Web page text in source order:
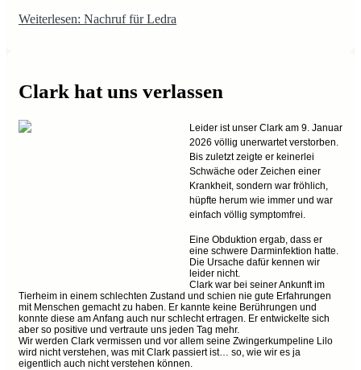
Weiterlesen: Nachruf für Ledra
Clark hat uns verlassen
Leider ist unser Clark am 9. Januar
2026 völlig unerwartet verstorben.
Bis zuletzt zeigte er keinerlei
Schwäche oder Zeichen einer
Krankheit, sondern war fröhlich,
hüpfte herum wie immer und war
einfach völlig symptomfrei.
Eine Obduktion ergab, dass er
eine schwere Darminfektion hatte.
Die Ursache dafür kennen wir
leider nicht.
Clark war bei seiner Ankunft im
Tierheim in einem schlechten Zustand und schien nie gute Erfahrungen
mit Menschen gemacht zu haben. Er kannte keine Berührungen und
konnte diese am Anfang auch nur schlecht ertragen. Er entwickelte sich
aber so positive und vertraute uns jeden Tag mehr.
Wir werden Clark vermissen und vor allem seine Zwingerkumpeline Lilo
wird nicht verstehen, was mit Clark passiert ist… so, wie wir es ja
eigentlich auch nicht verstehen können.